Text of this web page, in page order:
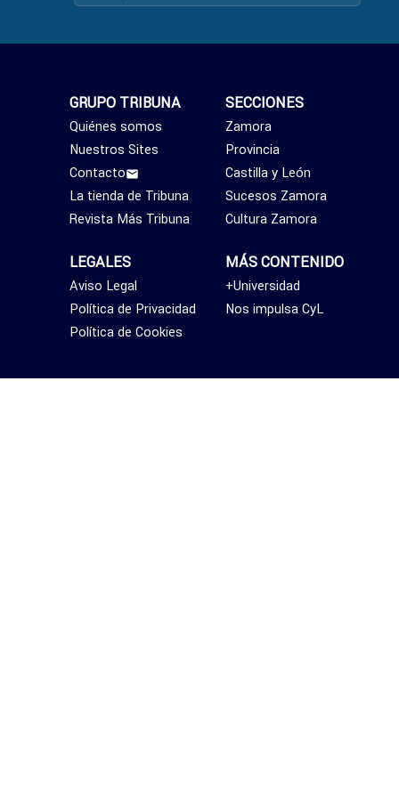
SECCIONES
Zamora
Provincia
Castilla y León
Sucesos Zamora
Cultura Zamora
MÁS CONTENIDO
+Universidad
Nos impulsa CyL
GRUPO TRIBUNA
Quiénes somos
Nuestros Sites
Contacto
La tienda de Tribuna
Revista Más Tribuna
LEGALES
Aviso Legal
Política de Privacidad
Política de Cookies